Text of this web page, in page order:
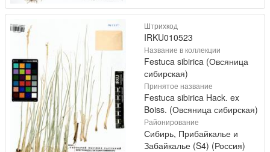
Штрихкод
IRKU010523
Название в коллекции
Festuca sibirica (Овсяница
сибирская)
Принятое название
Festuca sibirica Hack. ex
Boiss. (Овсяница сибирская)
Районирование
Сибирь, Прибайкалье и
Забайкалье (S4) (Россия)